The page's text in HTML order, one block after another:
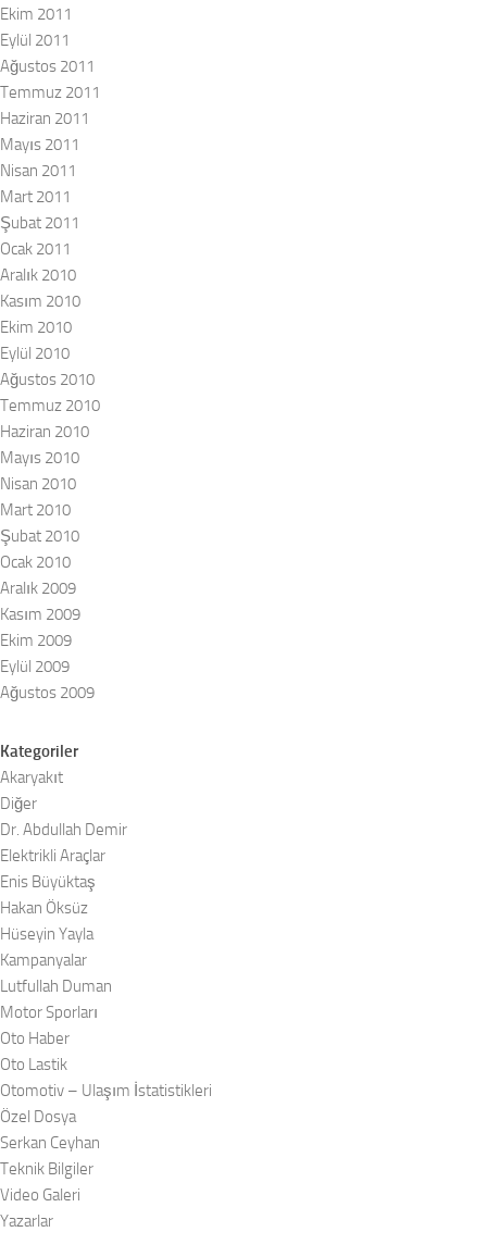
Ekim 2011
Eylül 2011
Ağustos 2011
Temmuz 2011
Haziran 2011
Mayıs 2011
Nisan 2011
Mart 2011
Şubat 2011
Ocak 2011
Aralık 2010
Kasım 2010
Ekim 2010
Eylül 2010
Ağustos 2010
Temmuz 2010
Haziran 2010
Mayıs 2010
Nisan 2010
Mart 2010
Şubat 2010
Ocak 2010
Aralık 2009
Kasım 2009
Ekim 2009
Eylül 2009
Ağustos 2009
Kategoriler
Akaryakıt
Diğer
Dr. Abdullah Demir
Elektrikli Araçlar
Enis Büyüktaş
Hakan Öksüz
Hüseyin Yayla
Kampanyalar
Lutfullah Duman
Motor Sporları
Oto Haber
Oto Lastik
Otomotiv – Ulaşım İstatistikleri
Özel Dosya
Serkan Ceyhan
Teknik Bilgiler
Video Galeri
Yazarlar